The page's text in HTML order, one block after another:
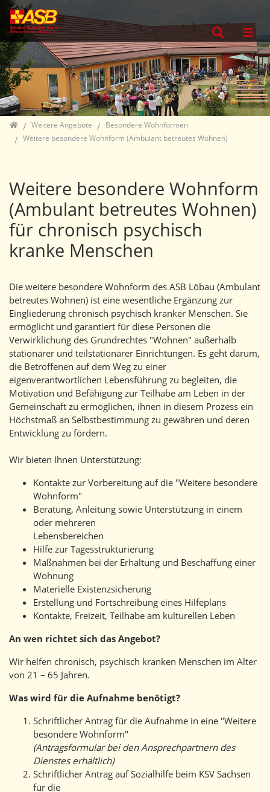
Direkt zur Hauptnavigation springen
Direkt zum Inhalt springen
Jump to sub navigation
HomeWeitere Angebote
Besondere Wohnformen
Weitere besondere Wohnform (Ambulant betreutes Wohnen)
Weitere besondere Wohnform
(Ambulant betreutes Wohnen)
für chronisch psychisch
kranke Menschen
Die weitere besondere Wohnform des ASB Löbau (Ambulant
betreutes Wohnen) ist eine wesentliche Ergänzung zur
Eingliederung chronisch psychisch kranker Menschen. Sie
ermöglicht und garantiert für diese Personen die
Verwirklichung des Grundrechtes "Wohnen" außerhalb
stationärer und teilstationärer Einrichtungen. Es geht darum,
die Betroffenen auf dem Weg zu einer
eigenverantwortlichen Lebensführung zu begleiten, die
Motivation und Befähigung zur Teilhabe am Leben in der
Gemeinschaft zu ermöglichen, ihnen in diesem Prozess ein
Höchstmaß an Selbstbestimmung zu gewähren und deren
Entwicklung zu fördern.
Wir bieten Ihnen Unterstützung:
Kontakte zur Vorbereitung auf die "Weitere besondere
Wohnform"
Beratung, Anleitung sowie Unterstützung in einem
oder mehreren
Lebensbereichen
Hilfe zur Tagesstrukturierung
Maßnahmen bei der Erhaltung und Beschaffung einer
Wohnung
Materielle Existenzsicherung
Erstellung und Fortschreibung eines Hilfeplans
Kontakte, Freizeit, Teilhabe am kulturellen Leben
An wen richtet sich das Angebot?
Wir helfen chronisch, psychisch kranken Menschen im Alter
von 21 – 65 Jahren.
Was wird für die Aufnahme benötigt?
Schriftlicher Antrag für die Aufnahme in eine "Weitere
besondere Wohnform"
(Antragsformular bei den Ansprechpartnern des
Dienstes erhältlich)
Schriftlicher Antrag auf Sozialhilfe beim KSV Sachsen
für die